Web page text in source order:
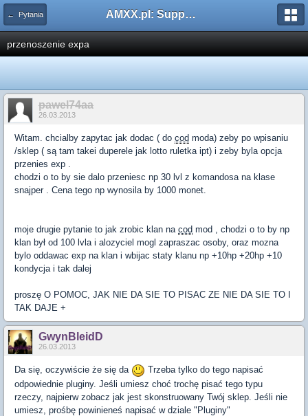
← Pytania AMXX.pl: Support AMX Mod X i SourceMod
przenoszenie expa
pawel74aa
26.03.2013
Witam. chcialby zapytac jak dodac ( do cod moda) zeby po wpisaniu
/sklep ( są tam takei duperele jak lotto ruletka ipt) i zeby byla opcja
przenies exp .
chodzi o to by sie dalo przeniesc np 30 lvl z komandosa na klase
snajper . Cena tego np wynosila by 1000 monet.
moje drugie pytanie to jak zrobic klan na cod mod , chodzi o to by np
klan był od 100 lvla i alozyciel mogl zapraszac osoby, oraz mozna
bylo oddawac exp na klan i wbijac staty klanu np +10hp +20hp +10
kondycja i tak dalej
proszę O POMOC, JAK NIE DA SIE TO PISAC ZE NIE DA SIE TO I
TAK DAJE +
GwynBleidD
26.03.2013
Da się, oczywiście że się da
Trzeba tylko do tego napisać
odpowiednie pluginy. Jeśli umiesz choć trochę pisać tego typu
rzeczy, najpierw zobacz jak jest skonstruowany Twój sklep. Jeśli nie
umiesz, prośbę powinieneś napisać w dziale "Pluginy"